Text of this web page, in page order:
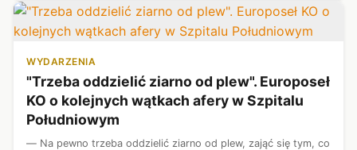
WYDARZENIA
"Trzeba oddzielić ziarno od plew". Europoseł
KO o kolejnych wątkach afery w Szpitalu
Południowym
— Na pewno trzeba oddzielić ziarno od plew, zająć się tym, co